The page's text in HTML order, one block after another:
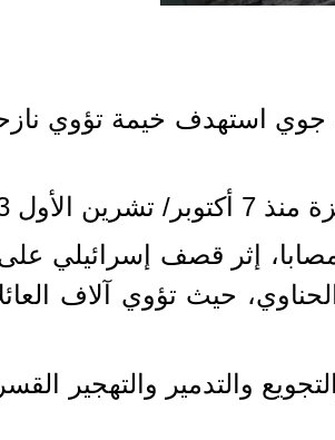
أطفال ونساء، بقصف جوي استهدف خيمة
2023.
إلى مستشفى ناصر بخان يونس 10 شهداء بينهم أطفال ونساء و12 مصابا،
حيث تؤوي آلاف
والتجويع والتدمير والتهجير